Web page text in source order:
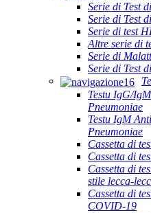
Serie di Test
Serie di Test
Serie di test
Altre serie di
Serie di
Serie di Test
Testu IgG/
Pneumoniae
Testu IgM
Pneumoniae
Cassetta di
Cassetta di
Cassetta di
stile lecca-
Cassetta di
COVID-19